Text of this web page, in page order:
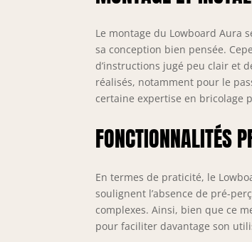
Le montage du Lowboard Aura
sa conception bien pensée.
d’instructions jugé peu clair et
réalisés, notamment pour le
certaine expertise en bricolage
FONCTIONNALITÉS
En termes de praticité, le
soulignent l’absence de pré-
complexes. Ainsi, bien que ce
pour faciliter davantage son